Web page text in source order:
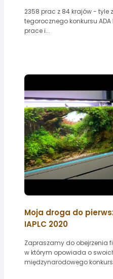
2358 prac z 84 krajów - tyle
tegorocznego konkursu ADA
prace i...
Moja droga do
IAPLC 2020
Zapraszamy do obejrzenia
w którym opowiada o
międzynarodowego